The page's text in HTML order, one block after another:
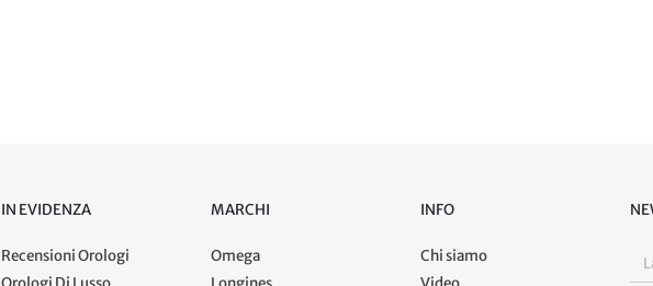
IN EVIDENZA
Recensioni Orologi
MARCHI
Omega
INFO
Chi siamo